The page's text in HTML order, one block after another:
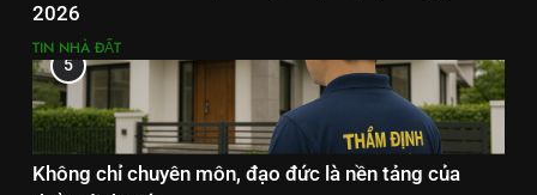
2026
TIN NHÀ ĐẤT
5
Không chỉ chuyên môn, đạo đức là nền tảng của